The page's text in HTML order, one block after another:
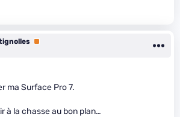
Premium
ma Surface Pro 7.
à la chasse au bon plan…